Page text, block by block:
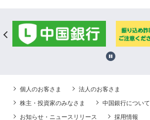
個人のお客さま
法人のお客さま
株主・投資家のみなさま
中国銀行について
お知らせ・ニュースリリース
採用情報